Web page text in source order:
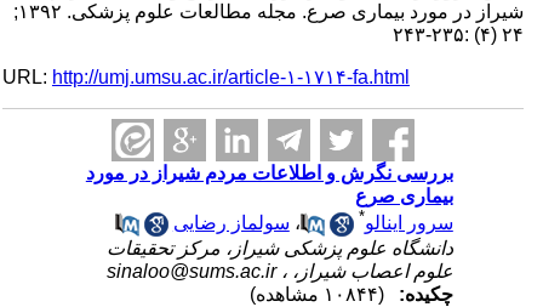
شیراز در مورد بیماری صرع. مجله مطالعات علوم پزشکی. ۱۳۹۲;
۲۴ (۴) :۲۳۵-۲۴۳
URL:http://umj.umsu.ac.ir/article-۱-۱۷۱۴-fa.html
بررسی نگرش و اطلاعات مردم شیراز در مورد
بیماری صرع
سرور اینالو* ،سولماز رضایی
دانشگاه علوم پزشکی شیراز، مرکز تحقیقات
علوم اعصاب شیراز، ، sinaloo@sums.ac.ir
چکیده: